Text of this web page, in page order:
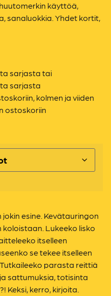
käyttöä,
sanaluokkia. Yhdet kortit,
sarjasta tai
sarjasta
kolmen ja viiden
ostoskoriin
jokin esine. Kevätauringon
Lukeeko lisko
itselleen
se tekee itselleen
parasta reittiä
sattumuksia, totisinta
Keksi, kerro, kirjoita.